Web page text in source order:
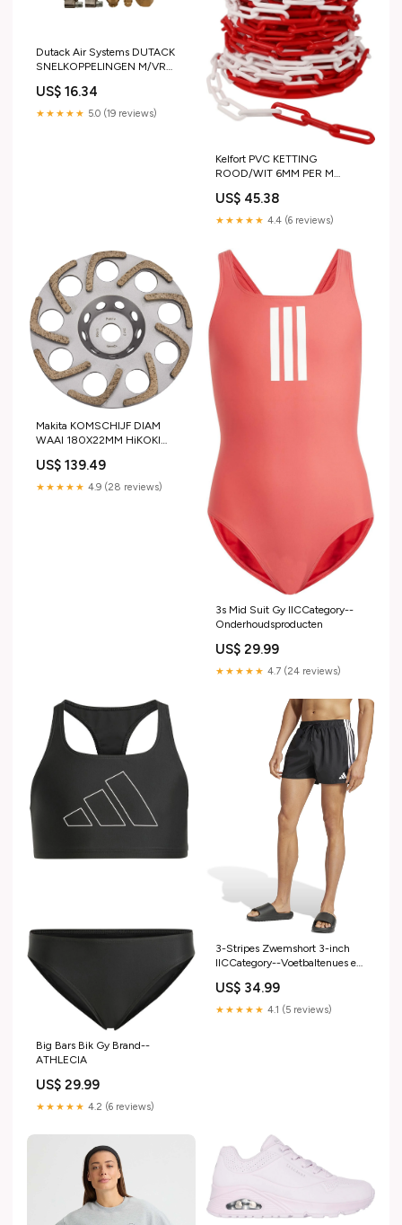
Dutack Air Systems DUTACK
SNELKOPPELINGEN M/VR
accessoires
US$ 16.34
★★★★★ 5.0 (19 reviews)
Kelfort PVC KETTING
ROOD/WIT 6MM PER M
US$ 45.38
★★★★★ 4.4 (6 reviews)
Makita KOMSCHIJF DIAM
WAAI 180X22MM HiKOKI
US$ 139.49
★★★★★ 4.9 (28 reviews)
3s Mid Suit Gy IICCategory--
Onderhoudsproducten
US$ 29.99
★★★★★ 4.7 (24 reviews)
Big Bars Bik Gy Brand--
ATHLECIA
US$ 29.99
★★★★★ 4.2 (6 reviews)
3-Stripes Zwemshort 3-inch
IICCategory--Voetbaltenues en
US$ 34.99
★★★★★ 4.1 (5 reviews)